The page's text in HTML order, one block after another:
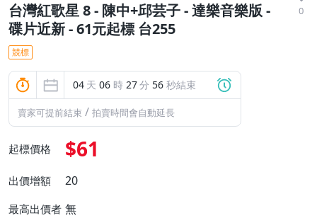
台灣紅歌星 8 - 陳中+邱芸子 - 達樂音樂版 -
碟片近新 - 61元起標 台255
0
競標
04 天 06 時 27分 55 秒結束
賣家可提前結束 / 拍賣時間會自動延長
起標價格 $61
出價增額 20
最高出價者 無